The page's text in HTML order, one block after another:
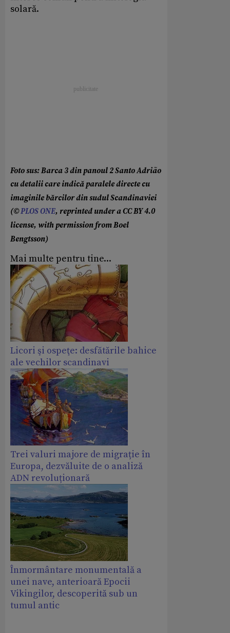
solară.
Foto sus: Barca 3 din panoul 2 Santo Adrião
cu detalii care indică paralele directe cu
imaginile bărcilor din sudul Scandinaviei
(©PLOS ONE, reprinted under a CC BY 4.0
license, with permission from Boel
Bengtsson)
Mai multe pentru tine...
Licori şi ospeţe: desfătările bahice
ale vechilor scandinavi
Trei valuri majore de migrație în
Europa, dezvăluite de o analiză
ADN revoluționară
Înmormântare monumentală a
unei nave, anterioară Epocii
Vikingilor, descoperită sub un
tumul antic